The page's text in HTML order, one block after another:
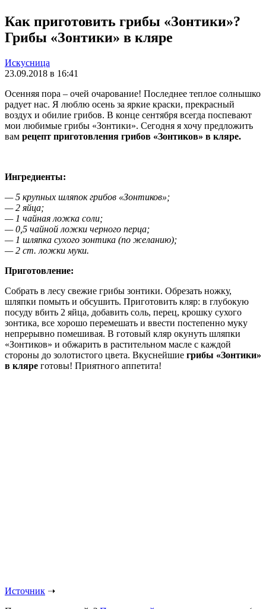
Как приготовить грибы «Зонтики»?
Грибы «Зонтики» в кляре
Искусница
23.09.2018 в 16:41
Осенняя пора – очей очарование! Последнее теплое солнышко
радует нас. Я люблю осень за яркие краски, прекрасный
воздух и обилие грибов. В конце сентября всегда поспевают
мои любимые грибы «Зонтики». Сегодня я хочу предложить
вам рецепт приготовления грибов «Зонтиков» в кляре.
Ингредиенты:
— 5 крупных шляпок грибов «Зонтиков»;
— 2 яйца;
— 1 чайная ложка соли;
— 0,5 чайной ложки черного перца;
— 1 шляпка сухого зонтика (по желанию);
— 2 ст. ложки муки.
Приготовление:
Собрать в лесу свежие грибы зонтики. Обрезать ножку,
шляпки помыть и обсушить. Приготовить кляр: в глубокую
посуду вбить 2 яйца, добавить соль, перец, крошку сухого
зонтика, все хорошо перемешать и ввести постепенно муку
непрерывно помешивая. В готовый кляр окунуть шляпки
«Зонтиков» и обжарить в растительном масле с каждой
стороны до золотистого цвета. Вкуснейшие грибы «Зонтики»
в кляре готовы! Приятного аппетита!
Источник ➝